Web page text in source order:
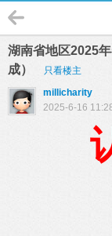
湖南省地区2025
成）
只看楼主
millicharity
2025-6-16